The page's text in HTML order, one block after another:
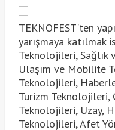
TEKNOFEST'ten
yarışmaya katılmak
Teknolojileri, Sağlık
Ulaşım ve Mobilite
Teknolojileri,
Turizm Teknolojileri,
Teknolojileri, Uzay,
Teknolojileri, Afet